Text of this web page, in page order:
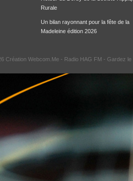
Rurale
Un bilan rayonnant pour la fête de la
Madeleine édition 2026
Création Webcom.Me - Radio HAG FM - Gardez le